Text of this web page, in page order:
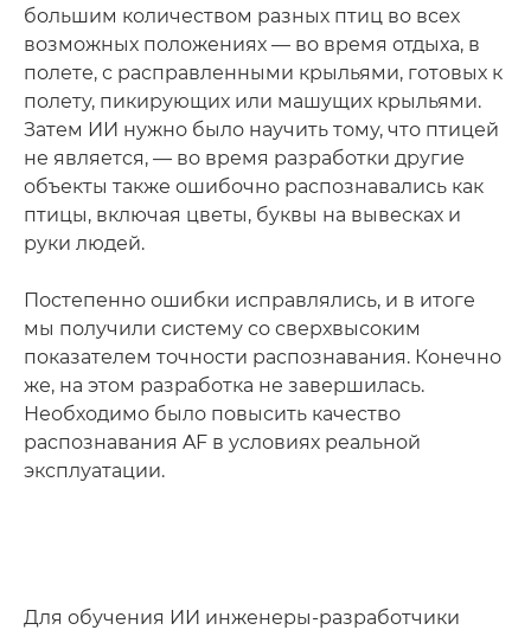
большим количеством разных птиц во всех
возможных положениях — во время отдыха, в
полете, с расправленными крыльями, готовых к
полету, пикирующих или машущих крыльями.
Затем ИИ нужно было научить тому, что птицей
не является, — во время разработки другие
объекты также ошибочно распознавались как
птицы, включая цветы, буквы на вывесках и
руки людей.
Постепенно ошибки исправлялись, и в итоге
мы получили систему со сверхвысоким
показателем точности распознавания. Конечно
же, на этом разработка не завершилась.
Необходимо было повысить качество
распознавания AF в условиях реальной
эксплуатации.
Для обучения ИИ инженеры-разработчики